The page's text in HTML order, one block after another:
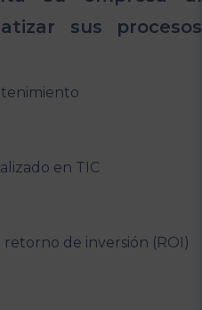
sus procesos
en TIC
de inversión (ROI)